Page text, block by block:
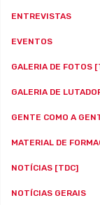
ENTREVISTAS
EVENTOS
GALERIA DE FOTOS
GALERIA DE
GENTE COMO A
MATERIAL DE
NOTÍCIAS [TDC]
NOTÍCIAS GERAIS